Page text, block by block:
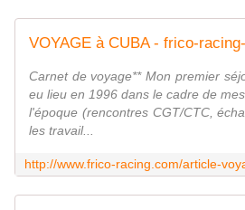
VOYAGE à CUBA - frico-
Carnet de voyage** Mon premier
eu lieu en 1996 dans le cadre de
l'époque (rencontres CGT/CTC,
les travail...